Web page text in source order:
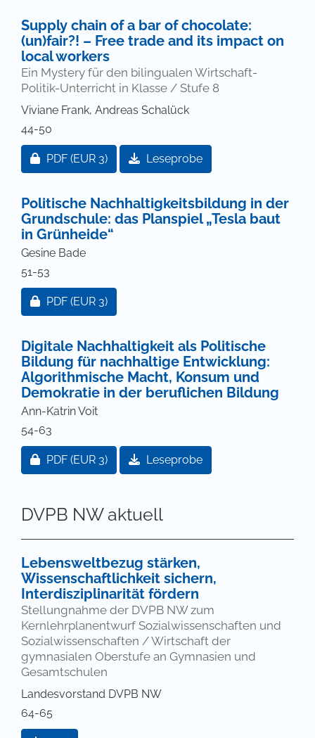
Supply chain of a bar of chocolate:
(un)fair?! – Free trade and its impact on
local workers
Ein Mystery für den bilingualen Wirtschaft-
Politik-Unterricht in Klasse / Stufe 8
Viviane Frank, Andreas Schalück
44-50
Zugang für Abonnent/innen oder durch Zahlung
PDF (EUR 3) Leseprobe
Politische Nachhaltigkeitsbildung in der
Grundschule: das Planspiel „Tesla baut
in Grünheide“
Gesine Bade
51-53
Zugang für Abonnent/innen oder durch Zahlung
PDF (EUR 3)
Digitale Nachhaltigkeit als Politische
Bildung für nachhaltige Entwicklung:
Algorithmische Macht, Konsum und
Demokratie in der beruflichen Bildung
Ann-Katrin Voit
54-63
Zugang für Abonnent/innen oder durch Zahlung
PDF (EUR 3) Leseprobe
DVPB NW aktuell
Lebensweltbezug stärken,
Wissenschaftlichkeit sichern,
Interdisziplinarität fördern
Stellungnahme der DVPB NW zum
Kernlehrplanentwurf Sozialwissenschaften und
Sozialwissenschaften / Wirtschaft der
gymnasialen Oberstufe an Gymnasien und
Gesamtschulen
Landesvorstand DVPB NW
64-65